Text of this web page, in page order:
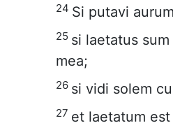
24 Si putavi
25 si laetatus
mea;
26 si vidi solem
27 et laetatum